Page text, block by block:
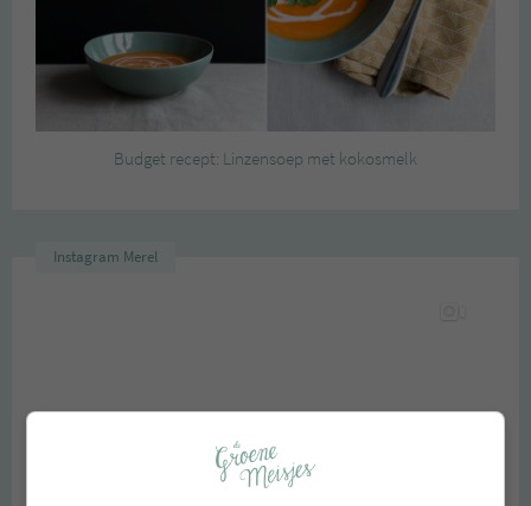
Budget recept: Linzensoep met kokosmelk
Instagram Merel